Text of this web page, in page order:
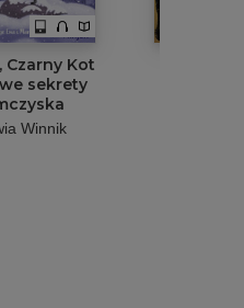
Czarny Kot
sekrety
Winnik